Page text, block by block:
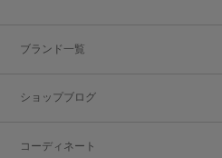
ブランド一覧
ショップブログ
コーディネート